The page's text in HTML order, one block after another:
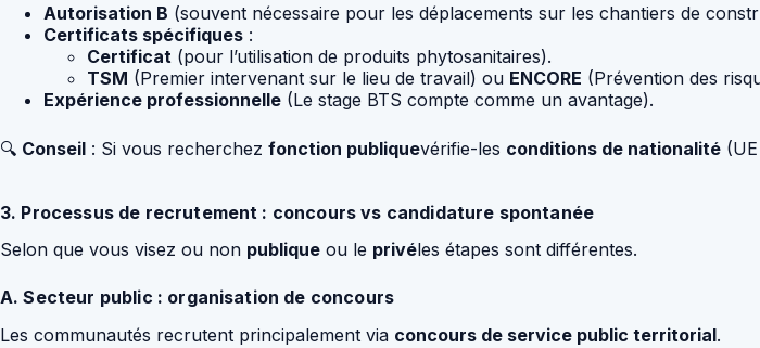
Autorisation B (souvent nécessaire pour les déplacements sur les chantiers de
Certificats spécifiques :
Certificat (pour l’utilisation de produits phytosanitaires).
TSM (Premier intervenant sur le lieu de travail) ou ENCORE (Prévention des
Expérience professionnelle (Le stage BTS compte comme un avantage).
🔍 Conseil : Si vous recherchez fonction publiquevérifie-les conditions de nationalité
3. Processus de recrutement : concours vs candidature spontanée
Selon que vous visez ou non publique ou le privéles étapes sont différentes.
A. Secteur public : organisation de concours
Les communautés recrutent principalement via concours de service public territorial.